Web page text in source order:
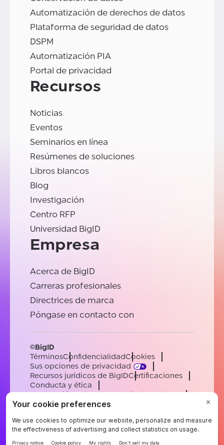
Automatización de derechos de datos
Plataforma de seguridad de datos
DSPM
Automatización PIA
Portal de privacidad
Recursos
Noticias
Eventos
Seminarios en línea
Resúmenes de soluciones
Libros blancos
Blog
Investigación
Centro RFP
Universidad BigID
Empresa
Acerca de BigID
Carreras profesionales
Directrices de marca
Póngase en contacto con
©BigID
TérminosConfidencialidadCookies
Sus opciones de privacidad
Recursos jurídicos de BigIDCertificaciones
Conducta y ética
Declaración sobre la esclavitud moderna
SubprocesadoresAyuda
EnglishGermanFrenchSpanishPortuguese